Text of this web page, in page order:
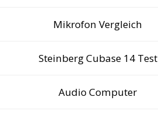
Mikrofon Vergleich
Steinberg Cubase 14 Test
Audio Computer